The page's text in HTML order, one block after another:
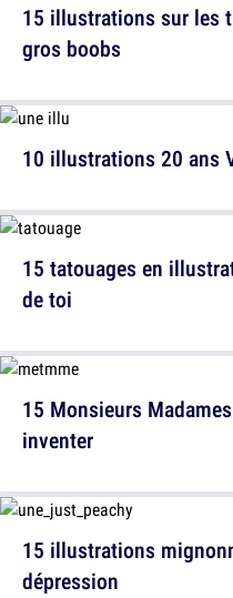
15 illustrations sur les
gros boobs
15 tatouages en
de toi
15 illustrations
dépression
10 illustrations 20 ans
15 Monsieurs
inventer